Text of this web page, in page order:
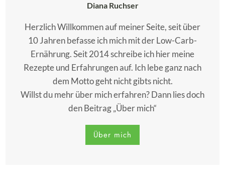
Diana Ruchser
Herzlich Willkommen auf meiner Seite, seit über
10 Jahren befasse ich mich mit der Low-Carb-
Ernährung. Seit 2014 schreibe ich hier meine
Rezepte und Erfahrungen auf. Ich lebe ganz nach
dem Motto geht nicht gibts nicht.
Willst du mehr über mich erfahren? Dann lies doch
den Beitrag „Über mich“
Über mich